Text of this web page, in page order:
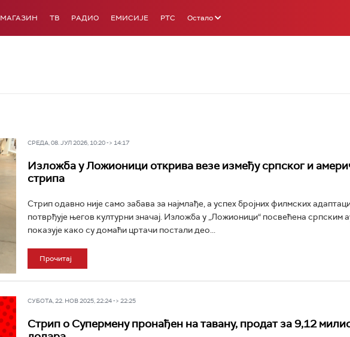
МАГАЗИН ТВ РАДИО ЕМИСИЈЕ РТС Остало
СРЕДА, 08. ЈУЛ 2026, 10:20 -> 14:17
Изложба у Ложионици открива везе између српског и
стрипа
Стрип одавно није само забава за најмлађе, а успех бројних филмских
потврђује његов културни значај. Изложба у „Ложионици“ посвећена српским
показује како су домаћи цртачи постали део...
Прочитај
СУБОТА, 22. НОВ 2025, 22:24 -> 22:25
Стрип о Супермену пронађен на тавану, продат за 9,12